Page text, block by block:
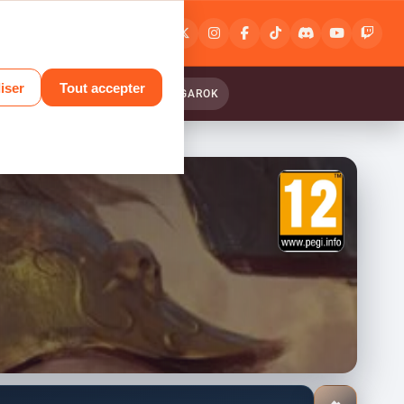
inscription
RELINK : ENDLESS RANGAROK
Tout accepter